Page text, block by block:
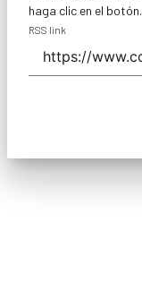
haga clic en el botón.
RSS link